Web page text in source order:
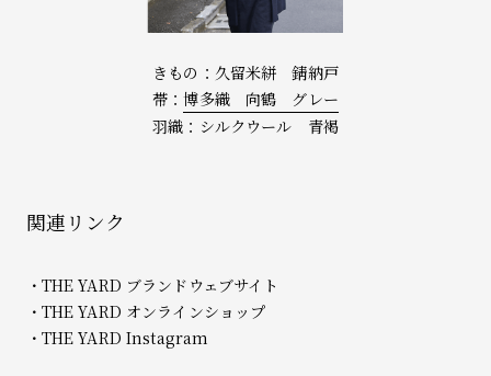
きもの：久留米絣 錆納戸
帯：博多織 向鶴 グレー
羽織：シルクウール 青褐
関連リンク
・THE YARD ブランドウェブサイト
・THE YARD オンラインショップ
・THE YARD Instagram